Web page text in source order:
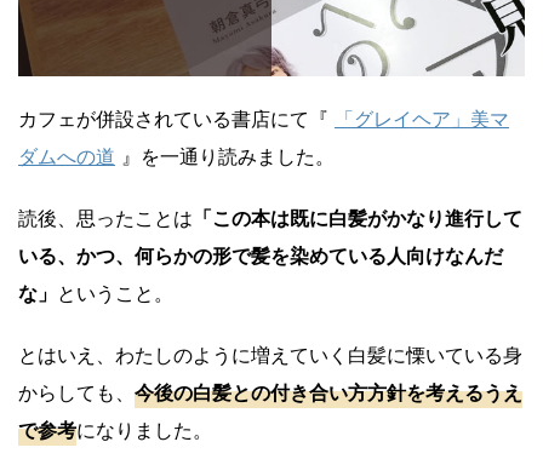
カフェが併設されている書店にて『
「グレイヘア」美マ
ダムへの道 』を一通り読みました。
読後、思ったことは 「この本は既に白髪がかなり進行して
いる、かつ、何らかの形で髪を染めている人向けなんだ
な」 ということ。
とはいえ、わたしのように増えていく白髪に慄いている身
からしても、 今後の白髪との付き合い方方針を考えるうえ
で参考になりました。